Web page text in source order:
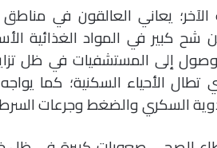
يعاني العالقون في
شح كبير في المواد الغذائية
إلى المستشفيات في ظل
تطال الأحياء السكنية؛ كما
السكري والضغط وجرعات